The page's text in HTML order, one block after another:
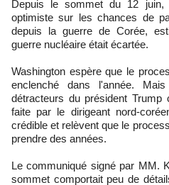
Depuis le sommet du 12 juin,
optimiste sur les chances de
depuis la guerre de Corée,
guerre nucléaire était écartée.
Washington espère que le
enclenché dans l'année.
détracteurs du président Trump
faite par le dirigeant nord-
crédible et relèvent que le
prendre des années.
Le communiqué signé par MM.
sommet comportait peu de